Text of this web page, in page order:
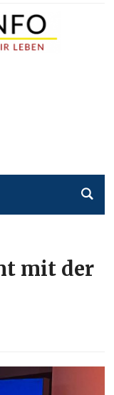
mit der